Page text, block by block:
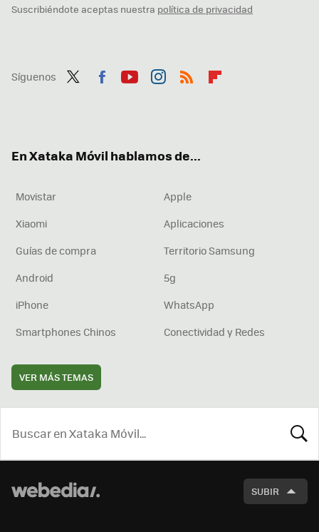
Suscribiéndote aceptas nuestra política de privacidad
Síguenos
En Xataka Móvil hablamos de...
Movistar
Apple
Xiaomi
Aplicaciones
Guías de compra
Territorio Samsung
Android
5g
iPhone
WhatsApp
Smartphones Chinos
Conectividad y Redes
VER MÁS TEMAS
SUBIR